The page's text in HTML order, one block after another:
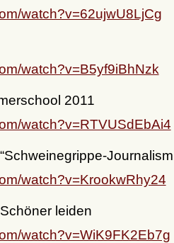
watch?v=62ujwU8LjCg
watch?v=B5yf9iBhNzk
2011
watch?v=RTVUSdEbAi4
watch?v=KrookwRhy24
leiden
watch?v=WiK9FK2Eb7g